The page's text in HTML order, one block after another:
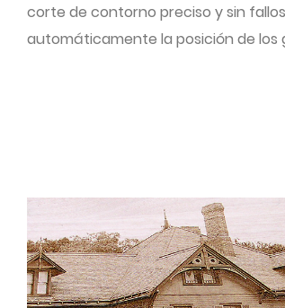
corte de contorno preciso y sin
automáticamente la posición de los